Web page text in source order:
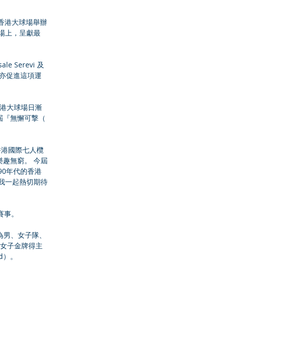
港大球場舉辦
上，呈獻最
Serevi 及
促進這項運
大球場日漸
無懈可撃（
國際七人欖
趣無窮。 今屆
年代的香港
一起熱切期待
。
、女子隊、
子金牌得主
。